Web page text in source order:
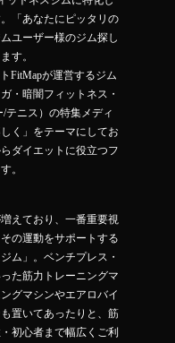
「あなたにピッタリの
ユーザー様のジム探し
す。
FitMapが運営するジム
・暗闇フィットネス・
テニス）の特集メディ
く」をテーマにしてお
ダイエットに役立つフ
。
えており、一番重要視
の運動をサポートする
ム」。ベンチプレス・
た筋力トレーニングマ
グマシンやエアロバイ
置いてあったりと、筋
初心者まで幅広くご利